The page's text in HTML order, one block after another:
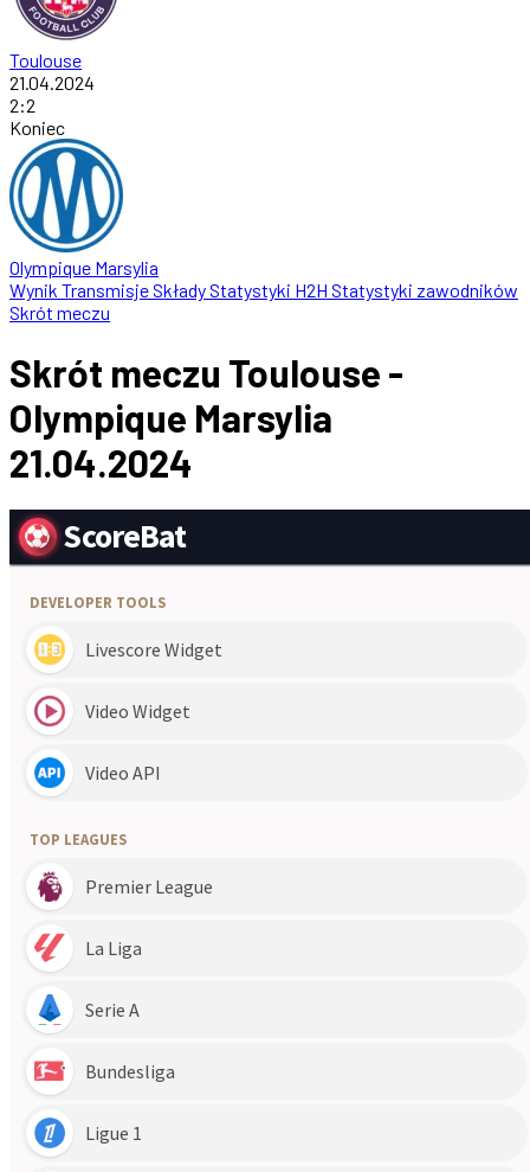
Toulouse
21.04.2024
2:2
Koniec
Olympique Marsylia
Wynik TransmisjeSkładyStatystyki H2H Statystyki zawodników
Skrót meczu
Skrót meczu Toulouse -
Olympique Marsylia
21.04.2024
odbył się w dniu (21.04.2024). Sprawdź najciekawsze sytuacje,
Ligue 1. Sprawdź inne popularne skróty meczów z wydarzeń z
kategorii Ligue 1 i dyscypliny Piłka nożna. U nas znajdziesz
Olympique Marsylia, które odbyło się w dniu 21.04.2024. U nas
znajdziesz bramki, gole z popularnego sportu jakim jest Piłka
nożna.
Ostatnia kolejka
11.07